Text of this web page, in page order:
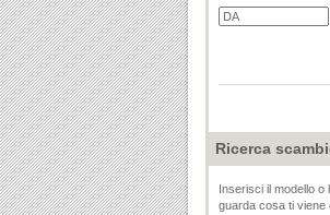
Ricerca
Inserisci il modello o
guarda cosa ti viene